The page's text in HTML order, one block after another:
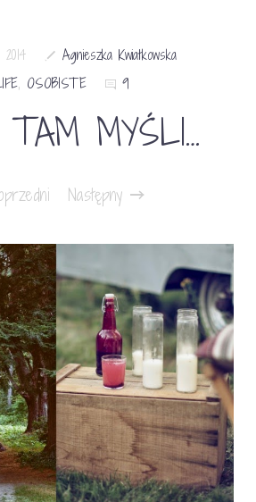
Agnieszka Kwiatkowska
, OSOBISTE 9
TAM MYŚLI…
Następny